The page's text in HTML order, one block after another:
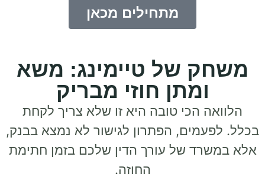
מתחילים מכאן
משחק של טיימינג: משא
ומתן חוזי מבריק
הלוואה הכי טובה היא זו שלא צריך לקחת
בכלל. לפעמים, הפתרון לגישור לא נמצא בבנק,
אלא במשרד של עורך הדין שלכם בזמן חתימת
החוזה.